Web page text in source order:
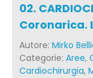
02.
Coronarica.
Autore: Mirko
Categorie: Aree,
Cardiochirurgia,